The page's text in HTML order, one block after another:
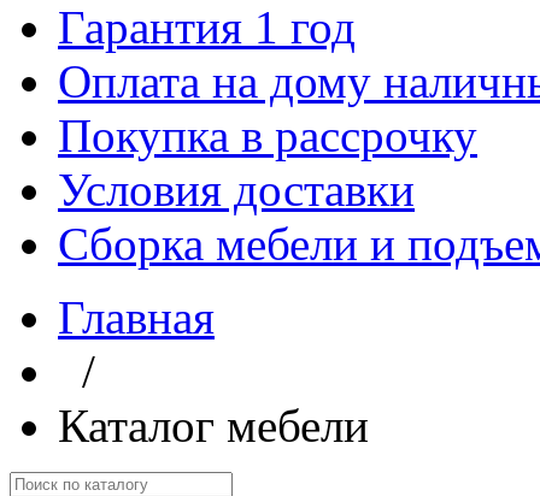
Гарантия 1 год
Оплата на дому
Покупка в рассрочку
Условия доставки
Сборка мебели и
Главная
/
Каталог мебели